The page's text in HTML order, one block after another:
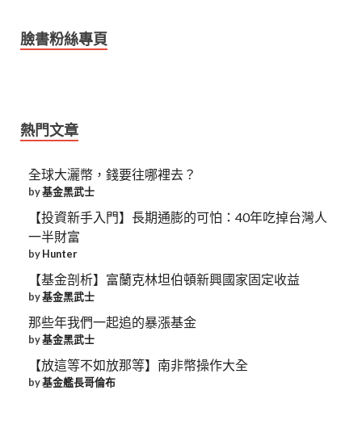
臉書粉絲專頁
熱門文章
全球大灑幣，錢要往哪裡去？
by基金黑武士
【投資新手入門】長期通膨的可怕：40年吃掉台灣人
一半財富
byHunter
【基金剖析】富蘭克林坦伯頓新興國家固定收益
by基金黑武士
那些年我們一起追的暴漲基金
by基金黑武士
【放這等不如放那等】南非幣操作大全
by基金艦長哥倫布